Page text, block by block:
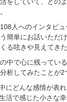
人へのインタビ
簡単にお話いただ
る呟きや見えてき
中で心に残ってい
析してみたことが2
にどんな感情が表れ
活で感じた小さな